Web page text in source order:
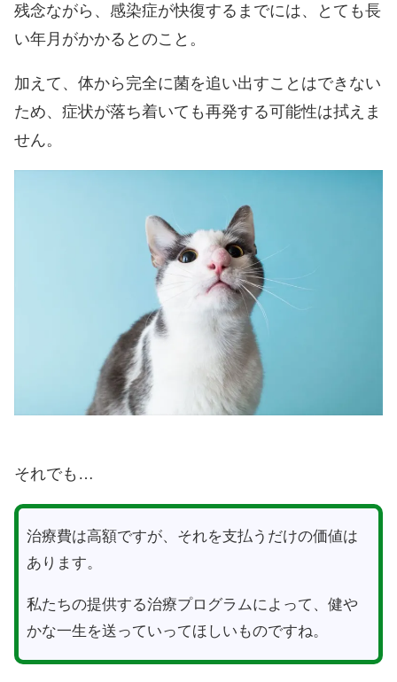
残念ながら、感染症が快復するまでには、とても長
い年月がかかるとのこと。
加えて、体から完全に菌を追い出すことはできない
ため、症状が落ち着いても再発する可能性は拭えま
せん。
それでも…
治療費は高額ですが、それを支払うだけの価値は
あります。
私たちの提供する治療プログラムによって、健や
かな一生を送っていってほしいものですね。